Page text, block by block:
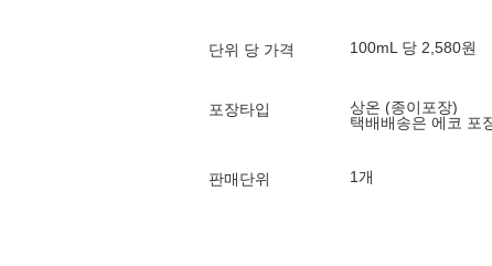
단위 당 가격 100mL 당 2,580원
포장타입
상온 (종이포장)
택배배송은 에코 포
판매단위 1개